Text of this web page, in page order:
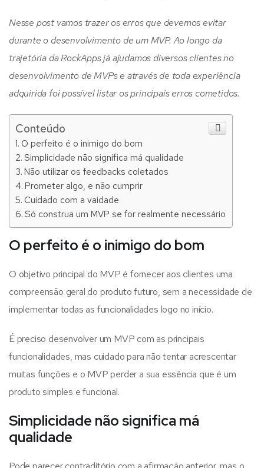
Nesse post vamos trazer os erros que devemos evitar
durante o desenvolvimento de um MVP. Ao longo da
trajetória da RockApps já ajudamos diversos clientes no
desenvolvimento de MVPs e através de toda experiência
adquirida foi possível listar os principais erros cometidos.
Conteúdo
O perfeito é o inimigo do bom
Simplicidade não significa má qualidade
Não utilizar os feedbacks coletados
Prometer algo, e não cumprir
Cuidado com a vaidade
Só construa um MVP se for realmente necessário
O perfeito é o inimigo do bom
O objetivo principal do MVP é fornecer aos clientes uma
compreensão geral do produto futuro, sem a necessidade de
implementar todas as funcionalidades logo no início.
É preciso desenvolver um MVP com as principais
funcionalidades, mas cuidado para não tentar acrescentar
muitas funções e o MVP perder a sua essência que é um
produto simples e funcional.
Simplicidade não significa má
qualidade